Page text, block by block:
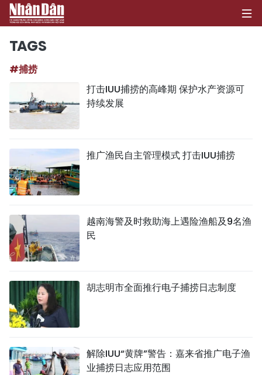
政治
社会
文化
史海
TAGS
#捕捞
打击IUU捕捞的高峰期 保护水产资源可
持续发展
推广渔民自主管理模式 打击IUU捕捞
越南海警及时救助海上遇险渔船及9名渔
民
胡志明市全面推行电子捕捞日志制度
解除IUU“黄牌”警告：嘉来省推广电子渔
业捕捞日志应用范围